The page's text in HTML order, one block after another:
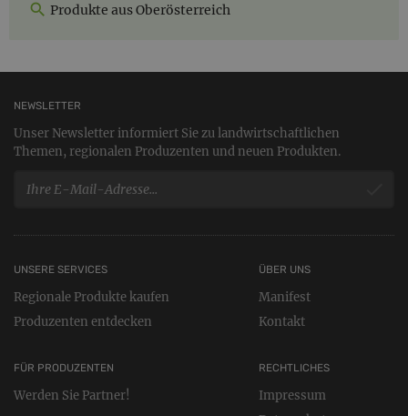
Produkte aus Oberösterreich
NEWSLETTER
Unser Newsletter informiert Sie zu landwirtschaftlichen
Themen, regionalen Produzenten und neuen Produkten.
UNSERE SERVICES
Regionale Produkte kaufen
Produzenten entdecken
FÜR PRODUZENTEN
Werden Sie Partner!
RECHTLICHES
Impressum
ÜBER UNS
Manifest
Kontakt